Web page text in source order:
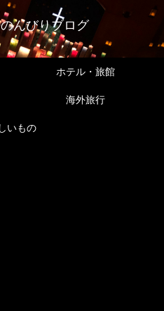
んびりブログ
ホテル・旅館
海外旅行
いもの